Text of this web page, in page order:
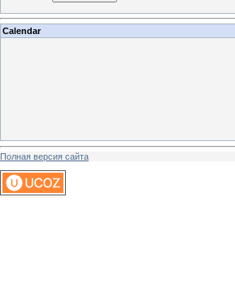
Calendar
Полная версия сайта